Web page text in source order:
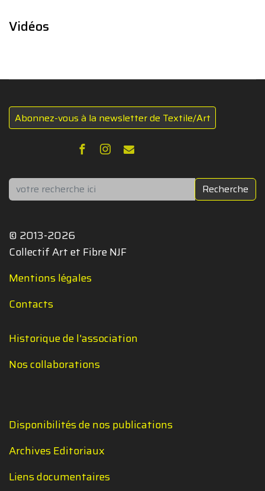
Vidéos
Abonnez-vous à la newsletter de Textile/Art
Rechercher Recherche
© 2013-2026
Collectif Art et Fibre NJF
Mentions légales
Contacts
Historique de l'association
Nos collaborations
Disponibilités de nos publications
Archives Editoriaux
Liens documentaires